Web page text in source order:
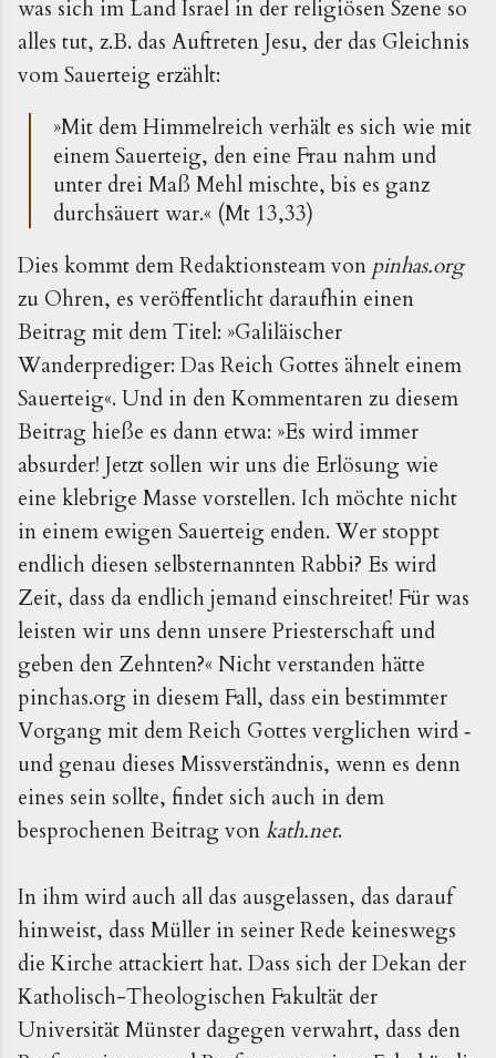
was sich im Land Israel in der religiösen Szene so
alles tut, z.B. das Auftreten Jesu, der das Gleichnis
vom Sauerteig erzählt:
»Mit dem Himmelreich verhält es sich wie mit
einem Sauerteig, den eine Frau nahm und
unter drei Maß Mehl mischte, bis es ganz
durchsäuert war.« (Mt 13,33)
Dies kommt dem Redaktionsteam von pinhas.org
zu Ohren, es veröffentlicht daraufhin einen
Beitrag mit dem Titel: »Galiläischer
Wanderprediger: Das Reich Gottes ähnelt einem
Sauerteig«. Und in den Kommentaren zu diesem
Beitrag hieße es dann etwa: »Es wird immer
absurder! Jetzt sollen wir uns die Erlösung wie
eine klebrige Masse vorstellen. Ich möchte nicht
in einem ewigen Sauerteig enden. Wer stoppt
endlich diesen selbsternannten Rabbi? Es wird
Zeit, dass da endlich jemand einschreitet! Für was
leisten wir uns denn unsere Priesterschaft und
geben den Zehnten?« Nicht verstanden hätte
pinchas.org in diesem Fall, dass ein bestimmter
Vorgang mit dem Reich Gottes verglichen wird ‑
und genau dieses Missverständnis, wenn es denn
eines sein sollte, findet sich auch in dem
besprochenen Beitrag vonkath.net.
In ihm wird auch all das ausgelassen, das darauf
hinweist, dass Müller in seiner Rede keineswegs
die Kirche attackiert hat. Dass sich der Dekan der
Katholisch-Theologischen Fakultät der
Universität Münster dagegen verwahrt, dass den